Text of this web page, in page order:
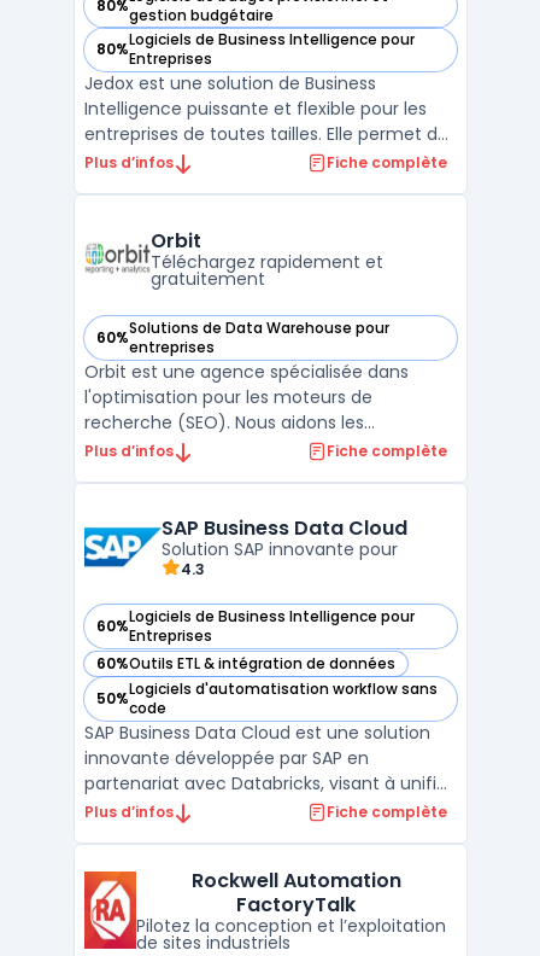
80%gestion budgétaire
— voir Jedox dans cette catégorie
80%Logiciels de Business Intelligence pour
Entreprises
— voir Jedox dans cette catégorie
Jedox est une solution de Business
Intelligence puissante et flexible pour les
entreprises de toutes tailles. Elle permet de
rassembler toutes les données d'une
de performance, et de générer des
reporting financier ...
Plus d’infos Fiche complète
Orbit
Téléchargez rapidement et
gratuitement
60%Solutions de Data Warehouse pour
entreprises
— voir Orbit dans cette catégorie
Orbit est une agence spécialisée dans
l'optimisation pour les moteurs de
recherche (SEO). Nous aidons les
entreprises à améliorer leur visibilité en ligne
que Google, Bing et Yahoo. Notre équipe
d'experts SEO travaille ...
Plus d’infos Fiche complète
SAP Business Data Cloud
Solution SAP innovante pour
4.3
60%Logiciels de Business Intelligence pour
Entreprises
— voir SAP Business Data Cloud dans cette catégorie
60%Outils ETL & intégration de données
— voir SAP Business Data Cloud dans cette catégorie
50%Logiciels d'automatisation workflow sans
code
— voir SAP Business Data Cloud dans cette catégorie
SAP Business Data Cloud est une solution
innovante développée par SAP en
partenariat avec Databricks, visant à unifier
les données SAP et tierces au sein des
avancées de Databricks, notamment en
matière d'ingénierie des ...
Plus d’infos Fiche complète
Rockwell Automation
FactoryTalk
Pilotez la conception et l’exploitation
de sites industriels